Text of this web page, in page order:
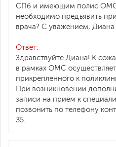
СПб и имеющим полис
необходимо предъявить
врача? С уважением, Диана
Ответ:
Здравствуйте Диана! К
в рамках ОМС
прикрепленного к
При возникновении
записи на прием к
позвонить по телефону
35.